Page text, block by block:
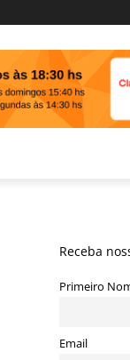
Receba
Primeiro
Email